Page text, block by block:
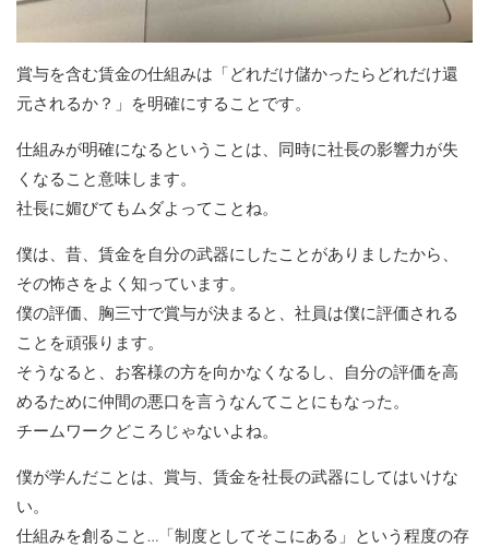
賞与を含む賃金の仕組みは「どれだけ儲かったらどれだけ還
元されるか？」を明確にすることです。
仕組みが明確になるということは、同時に社長の影響力が失
くなること意味します。
社長に媚びてもムダよってことね。
僕は、昔、賃金を自分の武器にしたことがありましたから、
その怖さをよく知っています。
僕の評価、胸三寸で賞与が決まると、社員は僕に評価される
ことを頑張ります。
そうなると、お客様の方を向かなくなるし、自分の評価を高
めるために仲間の悪口を言うなんてことにもなった。
チームワークどころじゃないよね。
僕が学んだことは、賞与、賃金を社長の武器にしてはいけな
い。
仕組みを創ること…「制度としてそこにある」という程度の存